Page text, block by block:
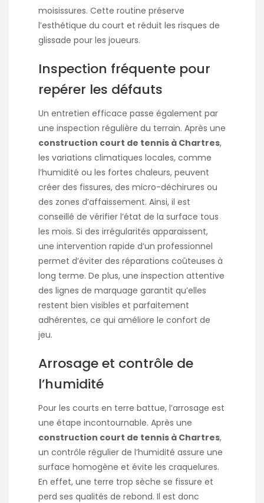
moisissures. Cette routine préserve
l’esthétique du court et réduit les risques de
glissade pour les joueurs.
Inspection fréquente pour
repérer les défauts
Un entretien efficace passe également par
une inspection régulière du terrain. Après une
construction court de tennis à Chartres,
les variations climatiques locales, comme
l’humidité ou les fortes chaleurs, peuvent
créer des fissures, des micro-déchirures ou
des zones d’affaissement. Ainsi, il est
conseillé de vérifier l’état de la surface tous
les mois. Si des irrégularités apparaissent,
une intervention rapide d’un professionnel
permet d’éviter des réparations coûteuses à
long terme. De plus, une inspection attentive
des lignes de marquage garantit qu’elles
restent bien visibles et parfaitement
adhérentes, ce qui améliore le confort de
jeu.
Arrosage et contrôle de
l’humidité
Pour les courts en terre battue, l’arrosage est
une étape incontournable. Après une
construction court de tennis à Chartres,
un contrôle régulier de l’humidité assure une
surface homogène et évite les craquelures.
En effet, une terre trop sèche se fissure et
perd ses qualités de rebond. Il est donc